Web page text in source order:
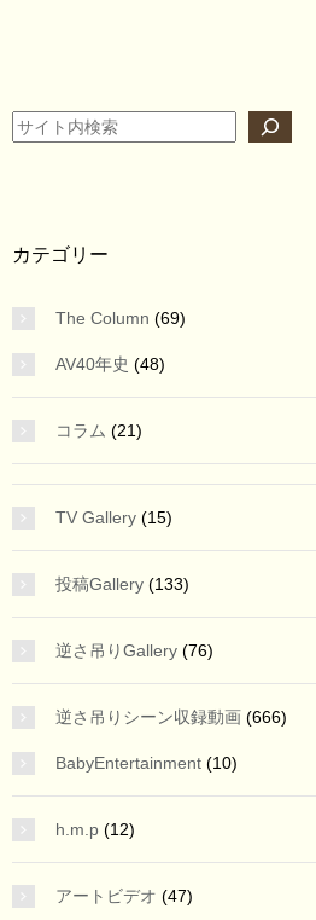
検索
カテゴリー
The Column (69)
AV40年史 (48)
コラム (21)
TV Gallery (15)
投稿Gallery (133)
逆さ吊りGallery (76)
逆さ吊りシーン収録動画 (666)
BabyEntertainment (10)
h.m.p (12)
アートビデオ (47)